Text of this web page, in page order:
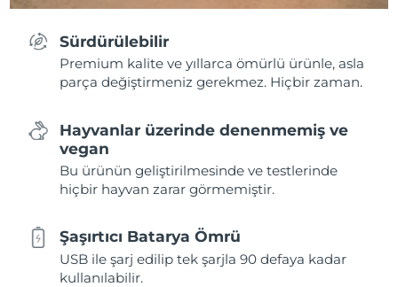
Sürdürülebilir
Premium kalite ve yıllarca ömürlü ürünle, asla
parça değiştirmeniz gerekmez. Hiçbir zaman.
Hayvanlar üzerinde denenmemiş ve
vegan
Bu ürünün geliştirilmesinde ve testlerinde
hiçbir hayvan zarar görmemiştir.
Şaşırtıcı Batarya Ömrü
USB ile şarj edilip tek şarjla 90 defaya kadar
kullanılabilir.